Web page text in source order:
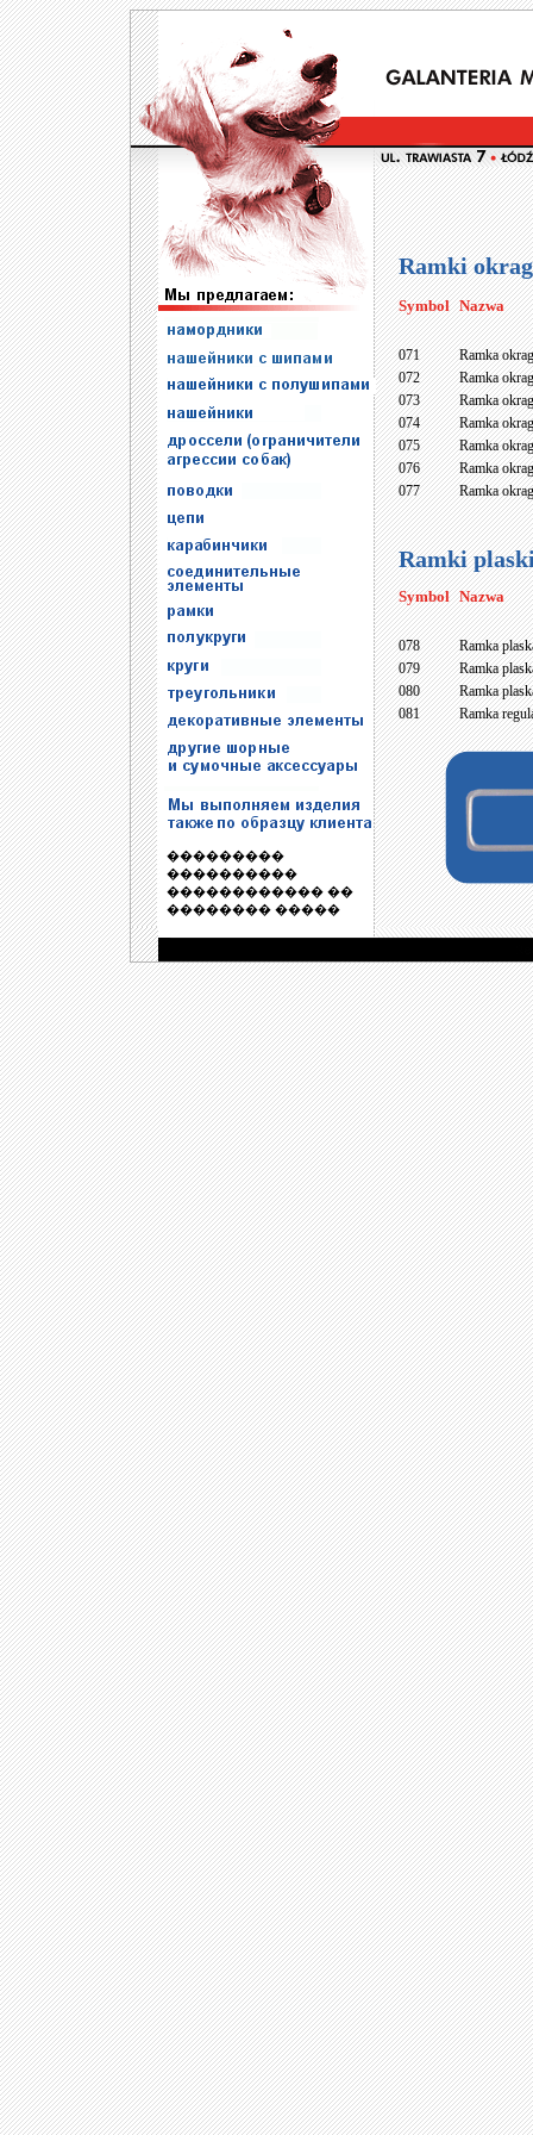
���������
����������
������������ ��
�������� �����
Ramki
Symbol Nazwa
071
Ramka
072
Ramka
073
Ramka
074
Ramka
075
Ramka
076
Ramka
077
Ramka
Ramki
Symbol Nazwa
078
Ramka
079
Ramka
080
Ramka
081
Ramka